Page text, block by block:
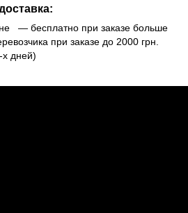
— бесплатно при заказе больше
при заказе до 2000 грн.
х дней)